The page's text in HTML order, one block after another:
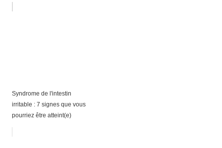
Syndrome de l'intestin
irritable : 7 signes que vous
pourriez être atteint(e)